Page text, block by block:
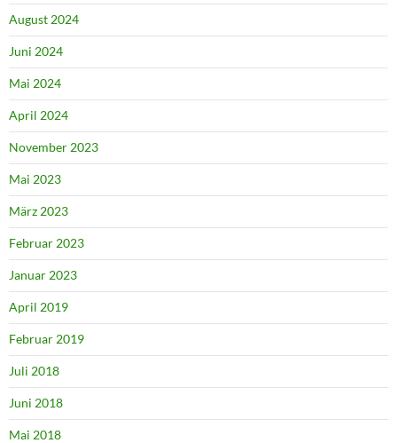
August 2024
Juni 2024
Mai 2024
April 2024
November 2023
Mai 2023
März 2023
Februar 2023
Januar 2023
April 2019
Februar 2019
Juli 2018
Juni 2018
Mai 2018